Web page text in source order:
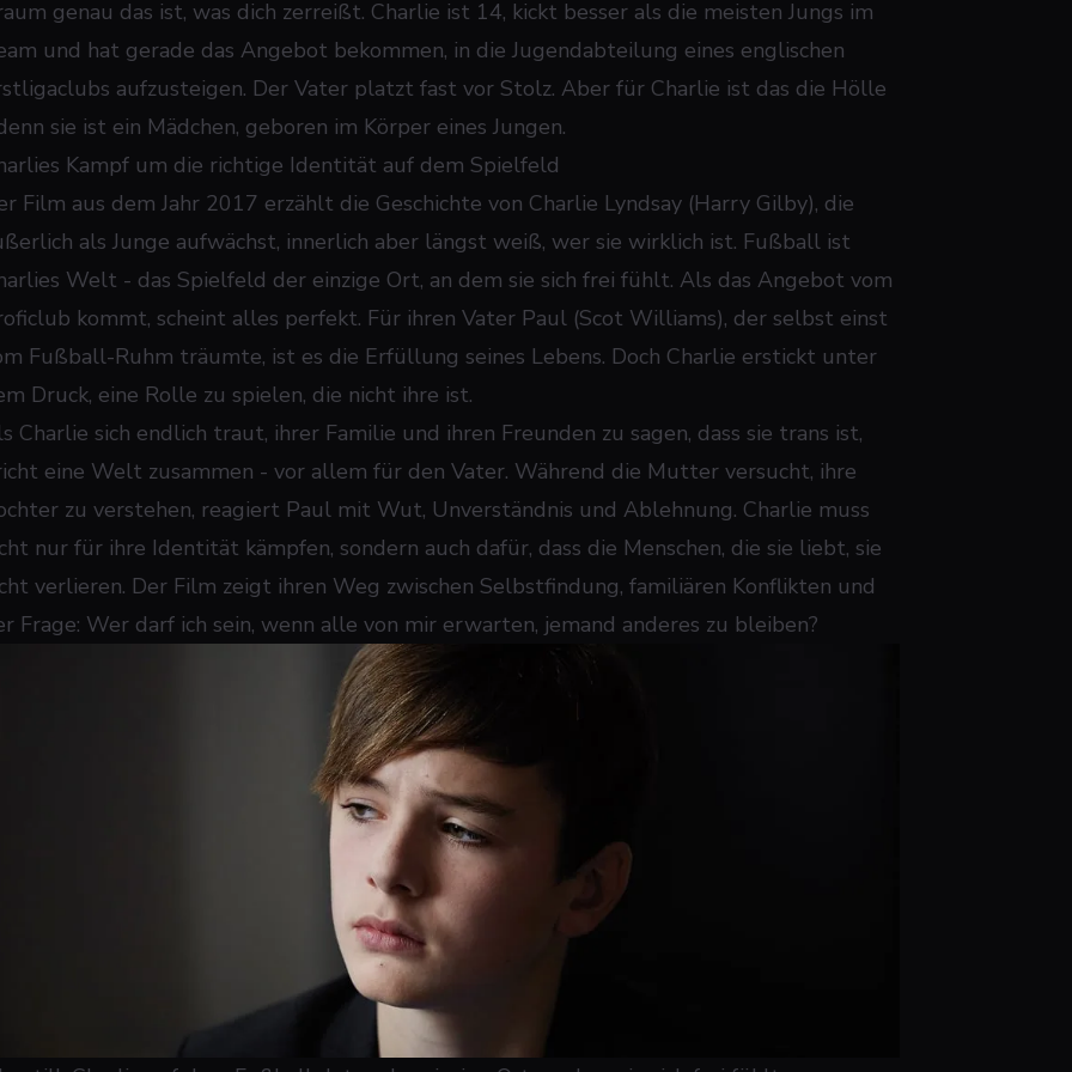
genau das ist, was dich zerreißt. Charlie ist 14, kickt besser als die meisten Jungs im
und hat gerade das Angebot bekommen, in die Jugendabteilung eines englischen
aufzusteigen. Der Vater platzt fast vor Stolz. Aber für Charlie ist das die Hölle
sie ist ein Mädchen, geboren im Körper eines Jungen.
Kampf um die richtige Identität auf dem Spielfeld
Film aus dem Jahr 2017 erzählt die Geschichte von Charlie Lyndsay (Harry Gilby), die
als Junge aufwächst, innerlich aber längst weiß, wer sie wirklich ist. Fußball ist
Welt - das Spielfeld der einzige Ort, an dem sie sich frei fühlt. Als das Angebot vom
kommt, scheint alles perfekt. Für ihren Vater Paul (Scot Williams), der selbst einst
Fußball-Ruhm träumte, ist es die Erfüllung seines Lebens. Doch Charlie erstickt unter
Druck, eine Rolle zu spielen, die nicht ihre ist.
Charlie sich endlich traut, ihrer Familie und ihren Freunden zu sagen, dass sie trans ist,
eine Welt zusammen - vor allem für den Vater. Während die Mutter versucht, ihre
zu verstehen, reagiert Paul mit Wut, Unverständnis und Ablehnung. Charlie muss
nur für ihre Identität kämpfen, sondern auch dafür, dass die Menschen, die sie liebt, sie
verlieren. Der Film zeigt ihren Weg zwischen Selbstfindung, familiären Konflikten und
Frage: Wer darf ich sein, wenn alle von mir erwarten, jemand anderes zu bleiben?